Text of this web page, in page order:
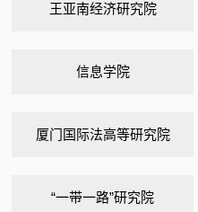
王亚南经济研究院
信息学院
厦门国际法高等研究院
“一带一路”研究院